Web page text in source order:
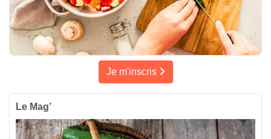
Je m'inscris
Le Mag’